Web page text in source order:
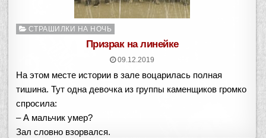
Опубликовано
СТРАШИЛКИ НА НОЧЬ
Призрак на линейке
09.12.2019
На этом месте истории в зале воцарилась полная
тишина. Тут одна девочка из группы каменщиков громко
спросила:
– А мальчик умер?
Зал словно взорвался.